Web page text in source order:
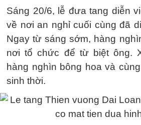
Sáng 20/6, lễ đưa tang diễn
về nơi an nghỉ cuối cùng đã
Ngay từ sáng sớm, hàng
nơi tổ chức để từ biệt ông.
hàng nghìn bông hoa và
sinh thời.